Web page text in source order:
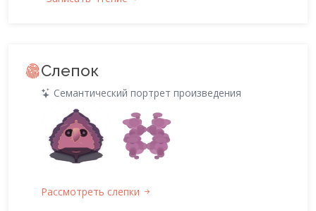
Слепок
Семантический портрет произведения
Рассмотреть слепки